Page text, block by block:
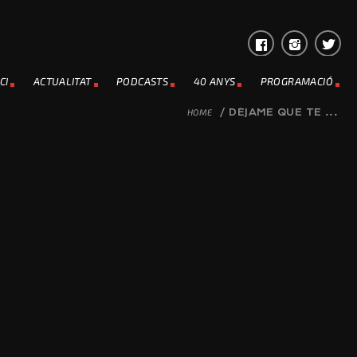
ACTUALITAT PODCASTS 40 ANYS PROGRAMACIÓ
HOME / DÉJAME QUE TE ...